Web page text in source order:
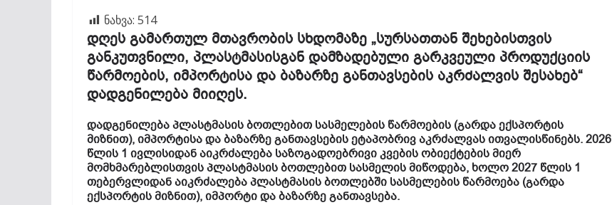
ნახვა: 514
დღეს გამართულ მთავრობის სხდომაზე „სურსათთან შეხებისთვის
განკუთვნილი, პლასტმასისგან დამზადებული გარკვეული პროდუქციის
წარმოების, იმპორტისა და ბაზარზე განთავსების აკრძალვის შესახებ“
დადგენილება მიიღეს.
დადგენილება პლასტმასის ბოთლებით სასმელების წარმოების (გარდა ექსპორტის
მიზნით), იმპორტისა და ბაზარზე განთავსების ეტაპობრივ აკრძალვას ითვალისწინებს. 2026
წლის 1 ივლისიდან აიკრძალება საზოგადოებრივი კვების ობიექტების მიერ
მომხმარებლისთვის პლასტმასის ბოთლებით სასმელის მიწოდება, ხოლო 2027 წლის 1
თებერვლიდან აიკრძალება პლასტმასის ბოთლებში სასმელების წარმოება (გარდა
ექსპორტის მიზნით), იმპორტი და ბაზარზე განთავსება.